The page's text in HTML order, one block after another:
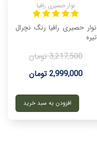
نوار حصیری رافیا
نوار حصیری رافیا رنگ نچرال
تیره
2,999,000 تومان
3,217,500 تومان
افزودن به سبد خرید